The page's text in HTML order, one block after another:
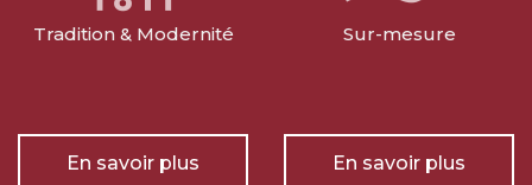
Tradition & Modernité
En savoir plus
Sur-mesure
En savoir plus